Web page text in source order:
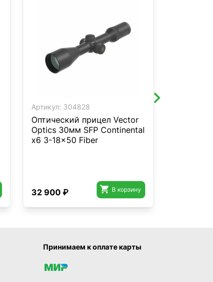
Артикул: 304828
Оптический прицел Vector
Optics 30мм SFP Continental
x6 3-18x50 Fiber
32 900 ₽  В корзину
Принимаем к оплате карты